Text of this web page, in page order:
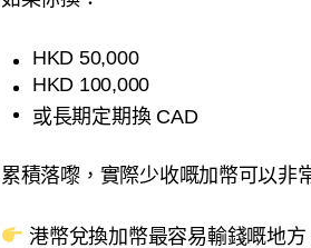
HKD 50,000
HKD 100,000
或長期定期換 CAD
累積落嚟，實際少收嘅加幣可以非
港幣兌換加幣最容易輸錢嘅地